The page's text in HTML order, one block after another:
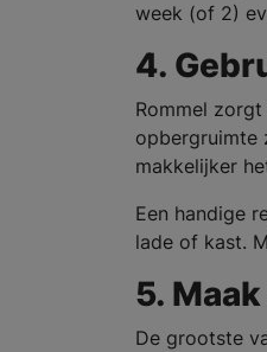
week (of 2)
4.
Rommel
opbergruimte
makkelijker
Een handige
lade of kast.
5.
De grootste